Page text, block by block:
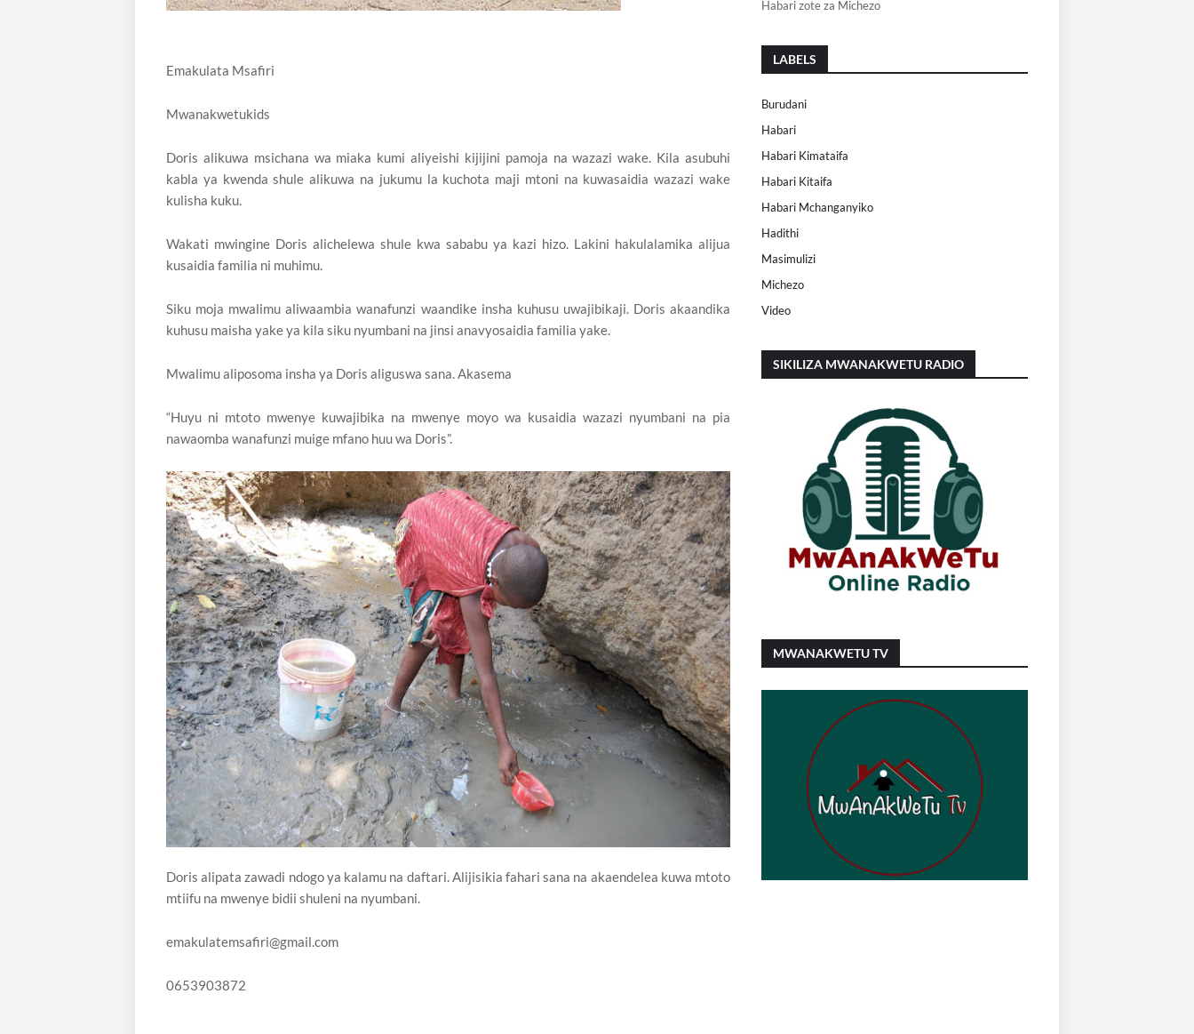
Emakulata Msafiri
Mwanakwetukids
Doris alikuwa msichana wa miaka kumi aliyeishi kijijini pamoja na wazazi wake. Kila asubuhi
kabla ya kwenda shule alikuwa na jukumu la kuchota maji mtoni na kuwasaidia wazazi wake
kulisha kuku.
Wakati mwingine Doris alichelewa shule kwa sababu ya kazi hizo. Lakini hakulalamika alijua
kusaidia familia ni muhimu.
Siku moja mwalimu aliwaambia wanafunzi waandike insha kuhusu uwajibikaji. Doris akaandika
kuhusu maisha yake ya kila siku nyumbani na jinsi anavyosaidia familia yake.
Mwalimu aliposoma insha ya Doris aliguswa sana. Akasema
“Huyu ni mtoto mwenye kuwajibika na mwenye moyo wa kusaidia wazazi nyumbani na pia
nawaomba wanafunzi muige mfano huu wa Doris”.
Doris alipata zawadi ndogo ya kalamu na daftari. Alijisikia fahari sana na akaendelea kuwa mtoto
mtiifu na mwenye bidii shuleni na nyumbani.
emakulatemsafiri@gmail.com
0653903872
Habari zote za Michezo
LABELS
Burudani
Habari
Habari Kimataifa
Habari Kitaifa
Habari Mchanganyiko
Hadithi
Masimulizi
Michezo
Video
SIKILIZA MWANAKWETU RADIO
MWANAKWETU TV